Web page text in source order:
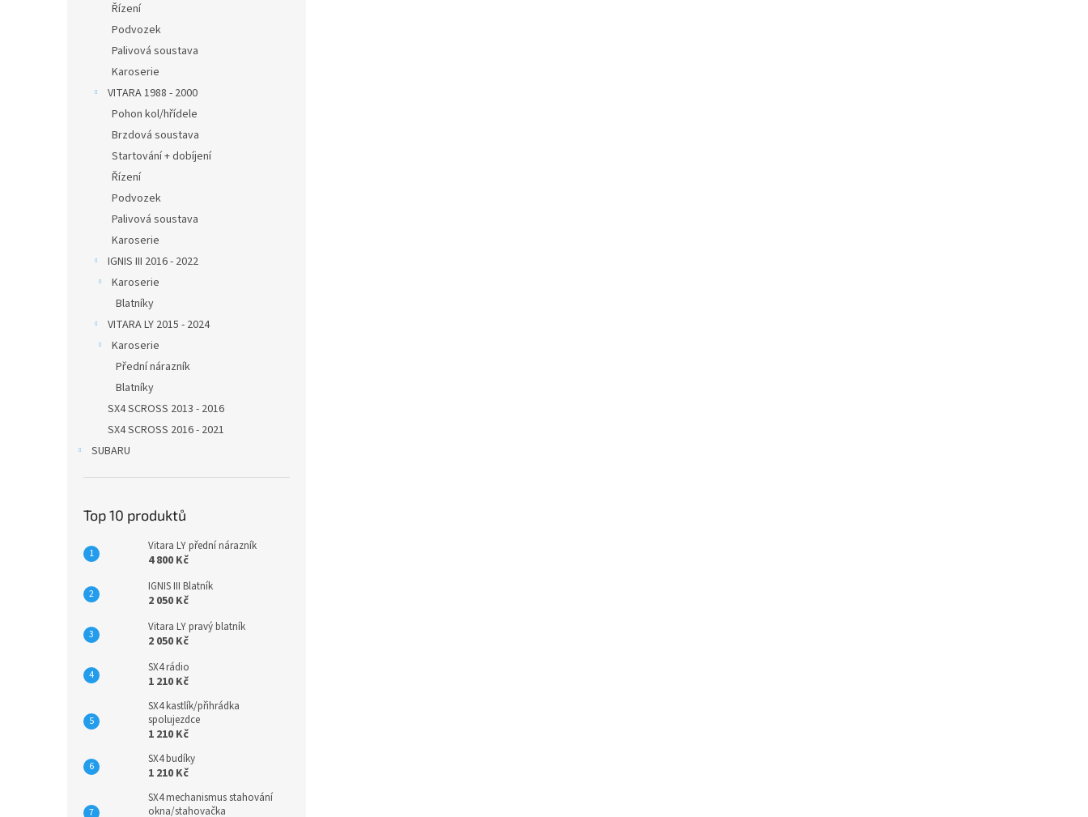
Řízení
Podvozek
Palivová soustava
Karoserie
VITARA 1988 - 2000
Pohon kol/hřídele
Brzdová soustava
Startování + dobíjení
Řízení
Podvozek
Palivová soustava
Karoserie
IGNIS III 2016 - 2022
Karoserie
Blatníky
VITARA LY 2015 - 2024
Karoserie
Přední nárazník
Blatníky
SX4 SCROSS 2013 - 2016
SX4 SCROSS 2016 - 2021
SUBARU
Top 10 produktů
Vitara LY přední nárazník
4 800 Kč
IGNIS III Blatník
2 050 Kč
Vitara LY pravý blatník
2 050 Kč
SX4 rádio
1 210 Kč
SX4 kastlík/přihrádka
spolujezdce
1 210 Kč
SX4 budíky
1 210 Kč
SX4 mechanismus stahování
okna/stahovačka